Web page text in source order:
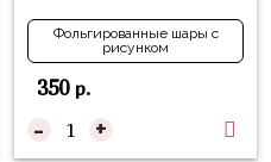
Фольгированные шары с
рисунком
350р.
- +